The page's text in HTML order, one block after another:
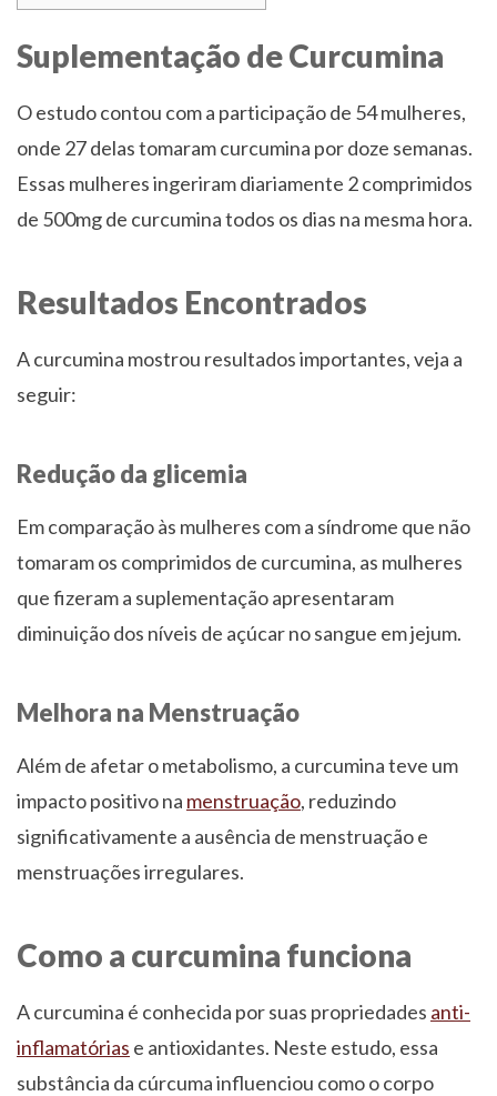
Suplementação de Curcumina
O estudo contou com a participação de 54 mulheres,
onde 27 delas tomaram curcumina por doze semanas.
Essas mulheres ingeriram diariamente 2 comprimidos
de 500mg de curcumina todos os dias na mesma hora.
Resultados Encontrados
A curcumina mostrou resultados importantes, veja a
seguir:
Redução da glicemia
Em comparação às mulheres com a síndrome que não
tomaram os comprimidos de curcumina, as mulheres
que fizeram a suplementação apresentaram
diminuição dos níveis de açúcar no sangue em jejum.
Melhora na Menstruação
Além de afetar o metabolismo, a curcumina teve um
impacto positivo na menstruação, reduzindo
significativamente a ausência de menstruação e
menstruações irregulares.
Como a curcumina funciona
A curcumina é conhecida por suas propriedades anti-
inflamatórias e antioxidantes. Neste estudo, essa
substância da cúrcuma influenciou como o corpo